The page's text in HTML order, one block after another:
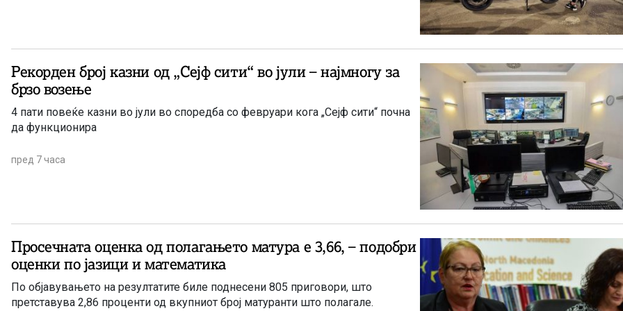
Рекорден број казни од „Сејф сити“ во јули – најмногу за
брзо возење
4 пати повеќе казни во јули во споредба со февруари кога „Сејф сити“ почна
да функционира
пред 7 часа
Просечната оценка од полагањето матура е 3,66, – подобри
оценки по јазици и математика
По објавувањето на резултатите биле поднесени 805 приговори, што
претставува 2,86 проценти од вкупниот број матуранти што полагале.